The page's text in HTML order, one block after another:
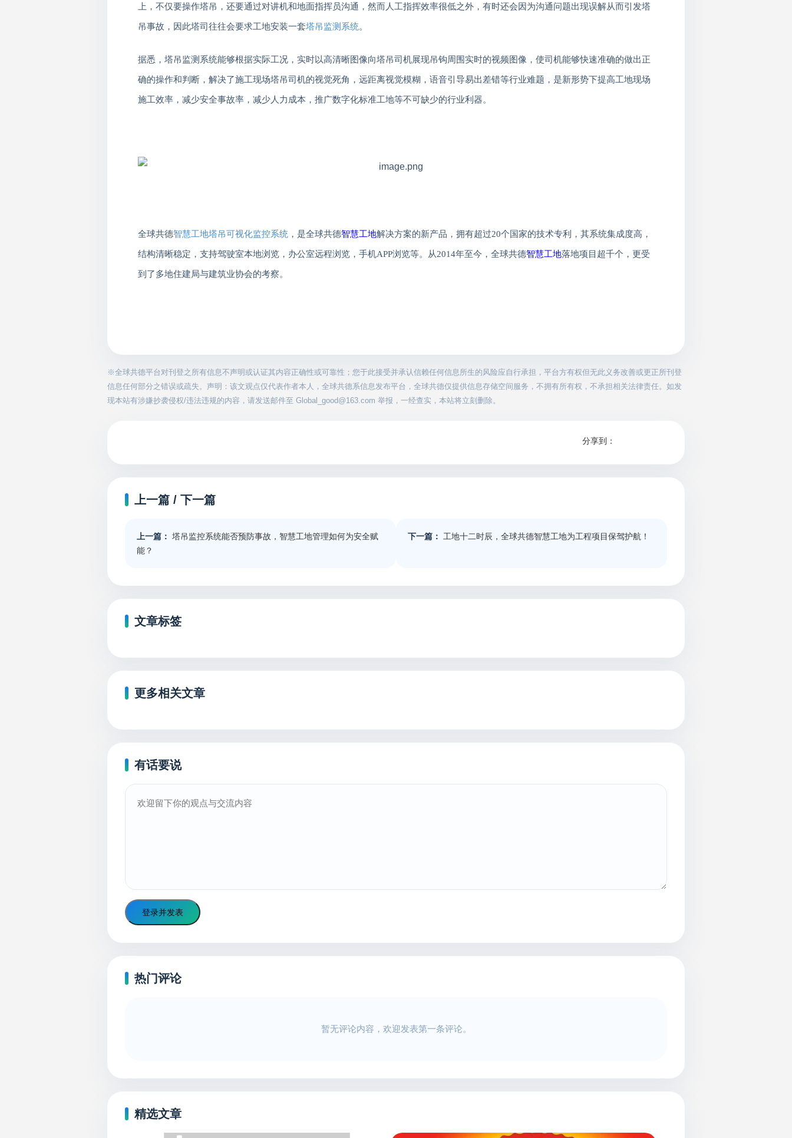
上， 不仅要操作塔吊，还要通过对讲机和地面指挥员沟通 ，然而人工指挥效率很低之外，有时还会因为沟通问题出现误解从而引发塔
吊事故，因此塔司往往会要求工地安装一套塔吊监测系统。
据悉，塔吊监测系统能够根据实际工况，实时以高清晰图像向塔吊司机展现吊钩周围实时的视频图像，使司机能够快速准确的做出正
确的操作和判断，解决了施工现场塔吊司机的视觉死角，远距离视觉模糊，语音引导易出差错等行业难题，是新形势下提高工地现场
施工效率，减少安全事故率，减少人力成本，推广数字化标准工地等不可缺少的行业利器。
全球共德智慧工地塔吊可视化监控系统 ，是全球共德智慧工地解决方案的新产品，拥有超过20个国家的技术专利，其系统集成度高，
结构清晰稳定，支持驾驶室本地浏览，办公室远程浏览，手机APP浏览等。从2014年至今，全球共德智慧工地落地项目超千个，更受
到了多地住建局与建筑业协会的考察。
※全球共德平台对刊登之所有信息不声明或认证其内容正确性或可靠性；您于此接受并承认信赖任何信息所生的风险应自行承担，平台方有权但无此义务改善或更正所刊登
信息任何部分之错误或疏失。声明：该文观点仅代表作者本人，全球共德系信息发布平台，全球共德仅提供信息存储空间服务，不拥有所有权，不承担相关法律责任。如发
现本站有涉嫌抄袭侵权/违法违规的内容，请发送邮件至 Global_good@163.com 举报，一经查实，本站将立刻删除。
分享到：
上一篇 / 下一篇
上一篇： 塔吊监控系统能否预防事故，智慧工地管理如何为安全赋
能？
下一篇： 工地十二时辰，全球共德智慧工地为工程项目保驾护航！
文章标签
更多相关文章
有话要说
登录并发表
热门评论
暂无评论内容，欢迎发表第一条评论。
精选文章